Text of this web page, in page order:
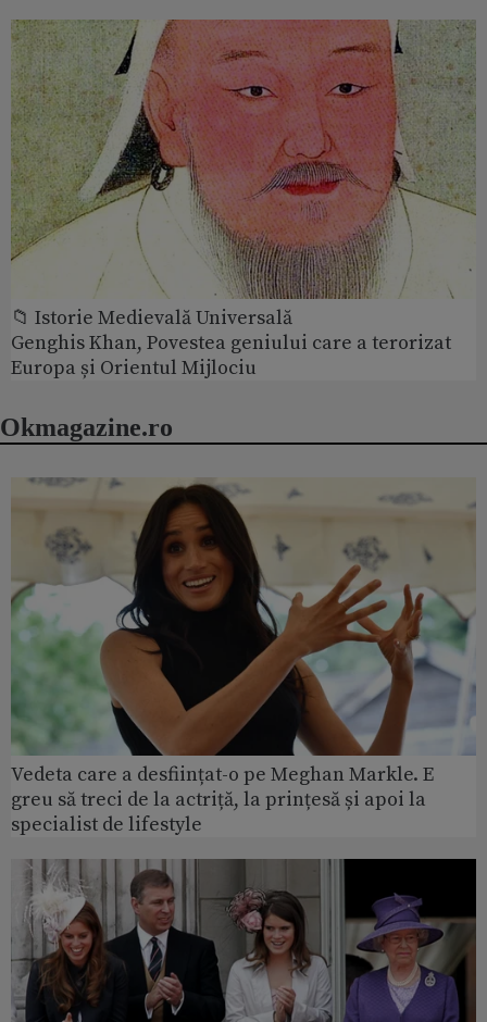
📁 Istorie Medievală Universală
Genghis Khan, Povestea geniului care a terorizat
Europa și Orientul Mijlociu
Okmagazine.ro
Vedeta care a desființat-o pe Meghan Markle. E
greu să treci de la actriță, la prințesă și apoi la
specialist de lifestyle